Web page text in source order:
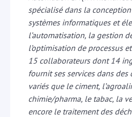
spécialisé dans la
systèmes informatiques et
l’automatisation, la gestion
l’optimisation de processus
15 collaborateurs dont 14
fournit ses services dans des
variés que le ciment,
chimie/pharma, le tabac, la
encore le traitement des